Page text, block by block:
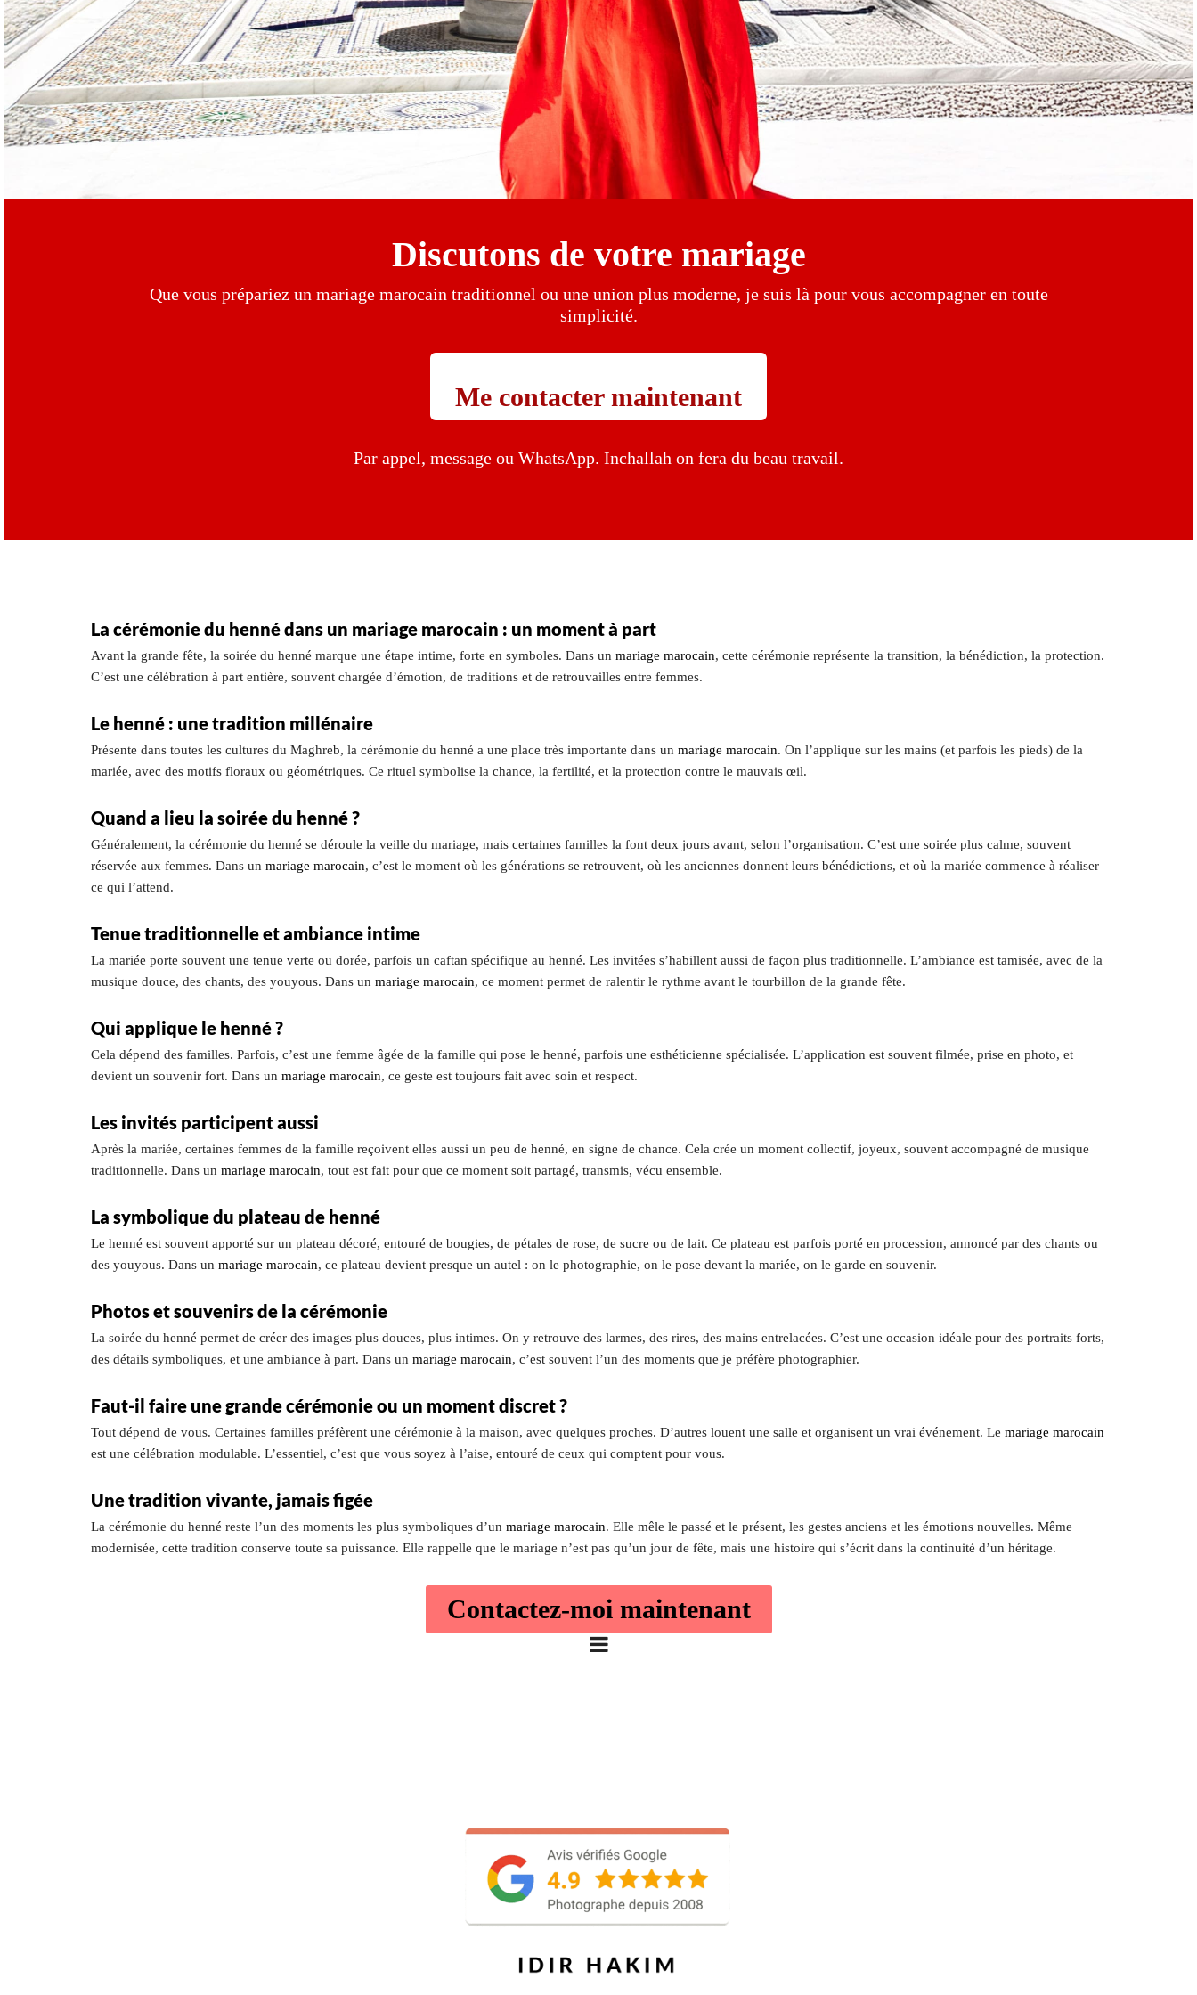
Discutons de votre mariage
Que vous prépariez un mariage marocain traditionnel ou une union plus moderne, je suis là pour vous accompagner en toute
simplicité.
Me contacter maintenant
Par appel, message ou WhatsApp. Inchallah on fera du beau travail.
La cérémonie du henné dans un mariage marocain : un moment à part
Avant la grande fête, la soirée du henné marque une étape intime, forte en symboles. Dans un mariage marocain, cette cérémonie représente la transition, la bénédiction, la protection.
C’est une célébration à part entière, souvent chargée d’émotion, de traditions et de retrouvailles entre femmes.
Le henné : une tradition millénaire
Présente dans toutes les cultures du Maghreb, la cérémonie du henné a une place très importante dans un mariage marocain. On l’applique sur les mains (et parfois les pieds) de la
mariée, avec des motifs floraux ou géométriques. Ce rituel symbolise la chance, la fertilité, et la protection contre le mauvais œil.
Quand a lieu la soirée du henné ?
Généralement, la cérémonie du henné se déroule la veille du mariage, mais certaines familles la font deux jours avant, selon l’organisation. C’est une soirée plus calme, souvent
réservée aux femmes. Dans un mariage marocain, c’est le moment où les générations se retrouvent, où les anciennes donnent leurs bénédictions, et où la mariée commence à réaliser
ce qui l’attend.
Tenue traditionnelle et ambiance intime
La mariée porte souvent une tenue verte ou dorée, parfois un caftan spécifique au henné. Les invitées s’habillent aussi de façon plus traditionnelle. L’ambiance est tamisée, avec de la
musique douce, des chants, des youyous. Dans un mariage marocain, ce moment permet de ralentir le rythme avant le tourbillon de la grande fête.
Qui applique le henné ?
Cela dépend des familles. Parfois, c’est une femme âgée de la famille qui pose le henné, parfois une esthéticienne spécialisée. L’application est souvent filmée, prise en photo, et
devient un souvenir fort. Dans un mariage marocain, ce geste est toujours fait avec soin et respect.
Les invités participent aussi
Après la mariée, certaines femmes de la famille reçoivent elles aussi un peu de henné, en signe de chance. Cela crée un moment collectif, joyeux, souvent accompagné de musique
traditionnelle. Dans un mariage marocain, tout est fait pour que ce moment soit partagé, transmis, vécu ensemble.
La symbolique du plateau de henné
Le henné est souvent apporté sur un plateau décoré, entouré de bougies, de pétales de rose, de sucre ou de lait. Ce plateau est parfois porté en procession, annoncé par des chants ou
des youyous. Dans un mariage marocain, ce plateau devient presque un autel : on le photographie, on le pose devant la mariée, on le garde en souvenir.
Photos et souvenirs de la cérémonie
La soirée du henné permet de créer des images plus douces, plus intimes. On y retrouve des larmes, des rires, des mains entrelacées. C’est une occasion idéale pour des portraits forts,
des détails symboliques, et une ambiance à part. Dans un mariage marocain, c’est souvent l’un des moments que je préfère photographier.
Faut-il faire une grande cérémonie ou un moment discret ?
Tout dépend de vous. Certaines familles préfèrent une cérémonie à la maison, avec quelques proches. D’autres louent une salle et organisent un vrai événement. Le mariage marocain
est une célébration modulable. L’essentiel, c’est que vous soyez à l’aise, entouré de ceux qui comptent pour vous.
Une tradition vivante, jamais figée
La cérémonie du henné reste l’un des moments les plus symboliques d’un mariage marocain. Elle mêle le passé et le présent, les gestes anciens et les émotions nouvelles. Même
modernisée, cette tradition conserve toute sa puissance. Elle rappelle que le mariage n’est pas qu’un jour de fête, mais une histoire qui s’écrit dans la continuité d’un héritage.
Contactez-moi maintenant